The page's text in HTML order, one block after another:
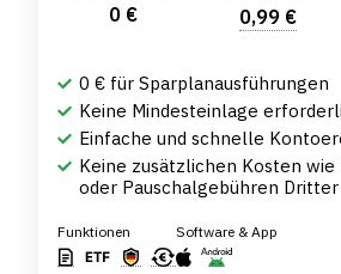
0 € 0,99 €
0 € für Sparplanausführungen
Keine Mindesteinlage
Einfache und schnelle
Keine zusätzlichen Kosten
oder Pauschalgebühren Dritter
Funktionen Software & App